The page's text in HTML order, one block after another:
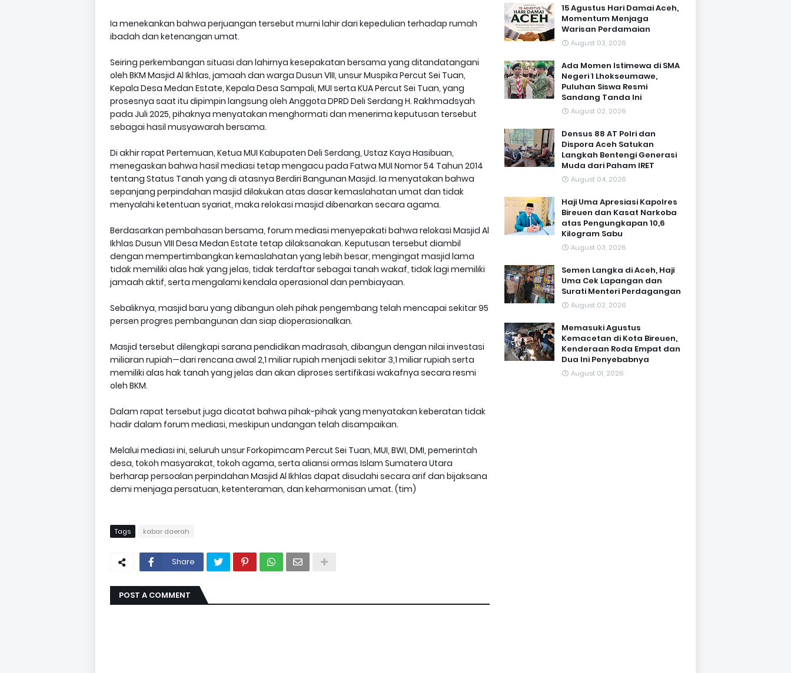
Ia menekankan bahwa perjuangan tersebut murni lahir dari kepedulian terhadap rumah
ibadah dan ketenangan umat.
Seiring perkembangan situasi dan lahirnya kesepakatan bersama yang ditandatangani
oleh BKM Masjid Al Ikhlas, jamaah dan warga Dusun VIII, unsur Muspika Percut Sei Tuan,
Kepala Desa Medan Estate, Kepala Desa Sampali, MUI serta KUA Percut Sei Tuan, yang
prosesnya saat itu dipimpin langsung oleh Anggota DPRD Deli Serdang H. Rakhmadsyah
pada Juli 2025, pihaknya menyatakan menghormati dan menerima keputusan tersebut
sebagai hasil musyawarah bersama.
Di akhir rapat Pertemuan, Ketua MUI Kabupaten Deli Serdang, Ustaz Kaya Hasibuan,
menegaskan bahwa hasil mediasi tetap mengacu pada Fatwa MUI Nomor 54 Tahun 2014
tentang Status Tanah yang di atasnya Berdiri Bangunan Masjid. Ia menyatakan bahwa
sepanjang perpindahan masjid dilakukan atas dasar kemaslahatan umat dan tidak
menyalahi ketentuan syariat, maka relokasi masjid dibenarkan secara agama.
Berdasarkan pembahasan bersama, forum mediasi menyepakati bahwa relokasi Masjid Al
Ikhlas Dusun VIII Desa Medan Estate tetap dilaksanakan. Keputusan tersebut diambil
dengan mempertimbangkan kemaslahatan yang lebih besar, mengingat masjid lama
tidak memiliki alas hak yang jelas, tidak terdaftar sebagai tanah wakaf, tidak lagi memiliki
jamaah aktif, serta mengalami kendala operasional dan pembiayaan.
Sebaliknya, masjid baru yang dibangun oleh pihak pengembang telah mencapai sekitar 95
persen progres pembangunan dan siap dioperasionalkan.
Masjid tersebut dilengkapi sarana pendidikan madrasah, dibangun dengan nilai investasi
miliaran rupiah—dari rencana awal 2,1 miliar rupiah menjadi sekitar 3,1 miliar rupiah serta
memiliki alas hak tanah yang jelas dan akan diproses sertifikasi wakafnya secara resmi
oleh BKM.
Dalam rapat tersebut juga dicatat bahwa pihak-pihak yang menyatakan keberatan tidak
hadir dalam forum mediasi, meskipun undangan telah disampaikan.
Melalui mediasi ini, seluruh unsur Forkopimcam Percut Sei Tuan, MUI, BWI, DMI, pemerintah
desa, tokoh masyarakat, tokoh agama, serta aliansi ormas Islam Sumatera Utara
berharap persoalan perpindahan Masjid Al Ikhlas dapat disudahi secara arif dan bijaksana
demi menjaga persatuan, ketenteraman, dan keharmonisan umat. (tim)
Tags kabar daerah
Share
POST A COMMENT
15 Agustus Hari Damai Aceh,
Momentum Menjaga
Warisan Perdamaian
August 03, 2026
Ada Momen Istimewa di SMA
Negeri 1 Lhokseumawe,
Puluhan Siswa Resmi
Sandang Tanda Ini
August 02, 2026
Densus 88 AT Polri dan
Dispora Aceh Satukan
Langkah Bentengi Generasi
Muda dari Paham IRET
August 04, 2026
Haji Uma Apresiasi Kapolres
Bireuen dan Kasat Narkoba
atas Pengungkapan 10,6
Kilogram Sabu
August 03, 2026
Semen Langka di Aceh, Haji
Uma Cek Lapangan dan
Surati Menteri Perdagangan
August 02, 2026
Memasuki Agustus
Kemacetan di Kota Bireuen,
Kenderaan Roda Empat dan
Dua Ini Penyebabnya
August 01, 2026